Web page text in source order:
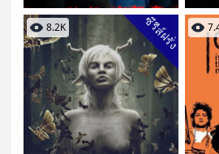
8.2K ซีรีส์ฝรั่ง